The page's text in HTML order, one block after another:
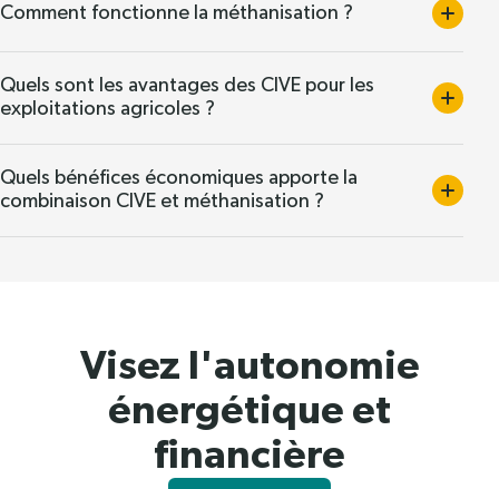
Comment fonctionne la méthanisation ?
Quels sont les avantages des CIVE pour les
exploitations agricoles ?
Quels bénéfices économiques apporte la
combinaison CIVE et méthanisation ?
Visez l'autonomie
énergétique et
financière